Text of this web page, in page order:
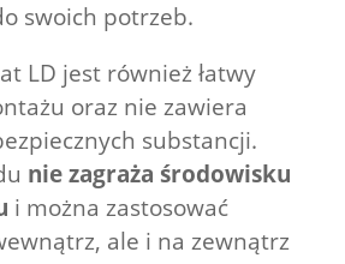
swoich potrzeb.
LD jest również łatwy
oraz nie zawiera
substancji.
nie zagraża środowisku
i można zastosować
ale i na zewnątrz